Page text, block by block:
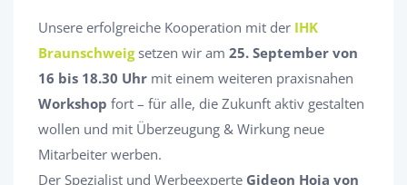
Unsere erfolgreiche Kooperation mit der IHK
Braunschweig setzen wir am 25. September von
16 bis 18.30 Uhr mit einem weiteren praxisnahen
Workshop fort – für alle, die Zukunft aktiv gestalten
wollen und mit Überzeugung & Wirkung neue
Mitarbeiter werben.
Der Spezialist und Werbeexperte Gideon Hoja von